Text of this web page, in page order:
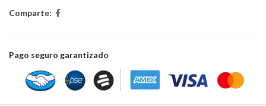
Comparte:
Pago seguro garantizado